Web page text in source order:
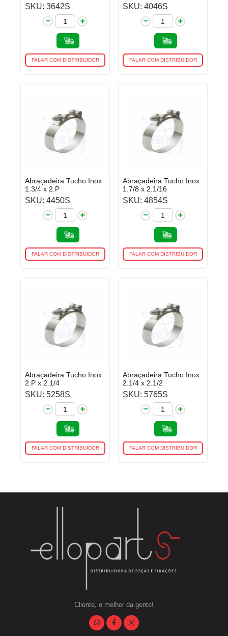
SKU: 3642S
FALAR COM DISTRIBUIDOR
SKU: 4046S
FALAR COM DISTRIBUIDOR
Abraçadeira Tucho Inox
1.3/4 x 2.P
SKU: 4450S
FALAR COM DISTRIBUIDOR
Abraçadeira Tucho Inox
1.7/8 x 2.1/16
SKU: 4854S
FALAR COM DISTRIBUIDOR
Abraçadeira Tucho Inox
2.P x 2.1/4
SKU: 5258S
FALAR COM DISTRIBUIDOR
Abraçadeira Tucho Inox
2.1/4 x 2.1/2
SKU: 5765S
FALAR COM DISTRIBUIDOR
Cliente, o melhor da gente!